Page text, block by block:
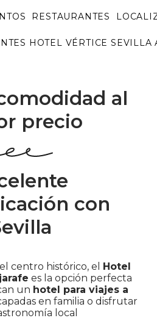
RESTAURANTES
HOTEL VÉRTICE SEVILLA
al
precio
con
centro histórico, el
Hotel
es la opción perfecta
un hotel para viajes a
en familia o disfrutar
local